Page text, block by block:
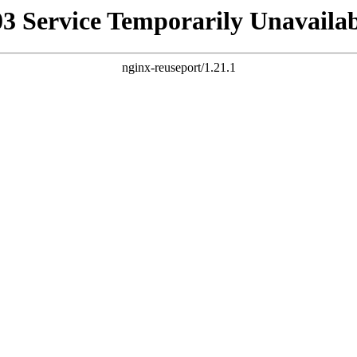
Service Temporarily
nginx-reuseport/1.21.1